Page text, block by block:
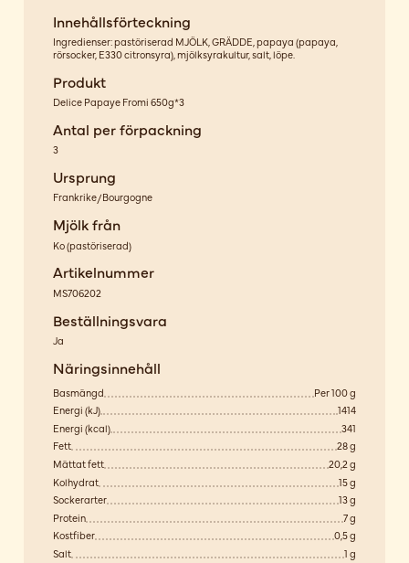
Innehållsförteckning
Ingredienser: pastöriserad MJÖLK, GRÄDDE, papaya (papaya,
rörsocker, E330 citronsyra), mjölksyrakultur, salt, löpe.
Produkt
Delice Papaye Fromi 650g*3
Antal per förpackning
3
Ursprung
Frankrike/Bourgogne
Mjölk från
Ko(pastöriserad)
Artikelnummer
MS706202
Beställningsvara
Ja
Näringsinnehåll
Basmängd
Per 100 g
Energi (kJ)
1414
Energi (kcal)
341
Fett
28 g
Mättat fett
20,2 g
Kolhydrat
15 g
Sockerarter
13 g
Protein
7 g
Kostfiber
0,5 g
Salt
1 g